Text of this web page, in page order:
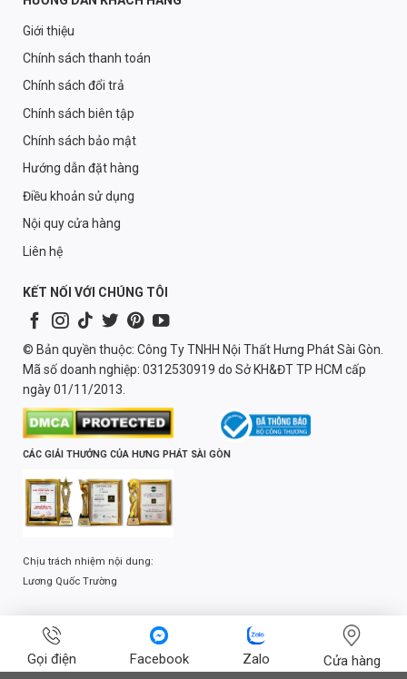
Giới thiệu
Chính sách thanh toán
Chính sách đổi trả
Chính sách biên tập
Chính sách bảo mật
Hướng dẫn đặt hàng
Điều khoản sử dụng
Nội quy cửa hàng
Liên hệ
KẾT NỐI VỚI CHÚNG TÔI
© Bản quyền thuộc: Công Ty TNHH Nội Thất Hưng Phát Sài Gòn.
Mã số doanh nghiệp: 0312530919 do Sở KH&ĐT TP HCM cấp
ngày 01/11/2013.
CÁC GIẢI THƯỞNG CỦA HƯNG PHÁT SÀI GÒN
Chịu trách nhiệm nội dung:
Lương Quốc Trường
Gọi điện Facebook Zalo Cửa hàng